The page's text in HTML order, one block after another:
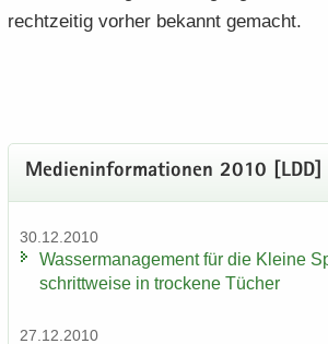
recht­zei­tig vor­her be­kannt ge­macht.
Me­di­en­in­for­ma­tio­nen 2010 [LDD]
30.12.2010
Was­ser­ma­nage­ment für die Klei­ne
schritt­wei­se in tro­cke­ne Tü­cher
27.12.2010